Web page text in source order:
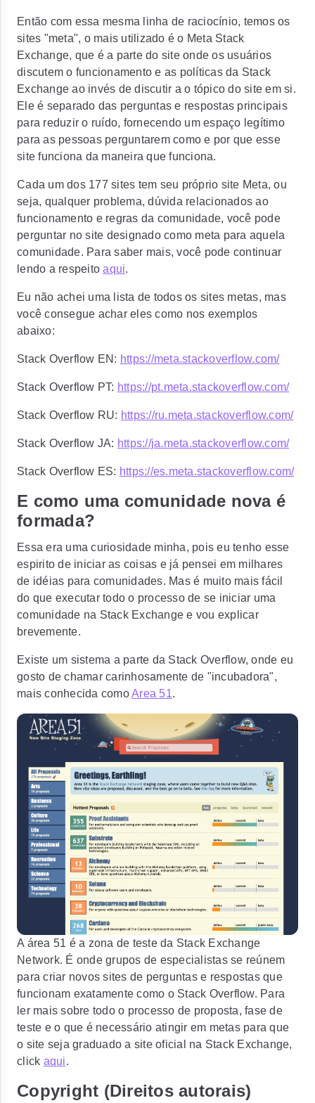
Então com essa mesma linha de raciocínio, temos os
sites "meta", o mais utilizado é o Meta Stack
Exchange, que é a parte do site onde os usuários
discutem o funcionamento e as políticas da Stack
Exchange ao invés de discutir a o tópico do site em si.
Ele é separado das perguntas e respostas principais
para reduzir o ruído, fornecendo um espaço legítimo
para as pessoas perguntarem como e por que esse
site funciona da maneira que funciona.
Cada um dos 177 sites tem seu próprio site Meta, ou
seja, qualquer problema, dúvida relacionados ao
funcionamento e regras da comunidade, você pode
perguntar no site designado como meta para aquela
comunidade. Para saber mais, você pode continuar
lendo a respeitoaqui.
Eu não achei uma lista de todos os sites metas, mas
você consegue achar eles como nos exemplos
abaixo:
Stack Overflow EN: https://meta.stackoverflow.com/
Stack Overflow PT: https://pt.meta.stackoverflow.com/
Stack Overflow RU: https://ru.meta.stackoverflow.com/
Stack Overflow JA: https://ja.meta.stackoverflow.com/
Stack Overflow ES: https://es.meta.stackoverflow.com/
E como uma comunidade nova é
formada?
Essa era uma curiosidade minha, pois eu tenho esse
espirito de iniciar as coisas e já pensei em milhares
de idéias para comunidades. Mas é muito mais fácil
do que executar todo o processo de se iniciar uma
comunidade na Stack Exchange e vou explicar
brevemente.
Existe um sistema a parte da Stack Overflow, onde eu
gosto de chamar carinhosamente de "incubadora",
mais conhecida comoArea 51.
A área 51 é a zona de teste da Stack Exchange
Network. É onde grupos de especialistas se reúnem
para criar novos sites de perguntas e respostas que
funcionam exatamente como o Stack Overflow. Para
ler mais sobre todo o processo de proposta, fase de
teste e o que é necessário atingir em metas para que
o site seja graduado a site oficial na Stack Exchange,
click aqui.
Copyright (Direitos autorais)